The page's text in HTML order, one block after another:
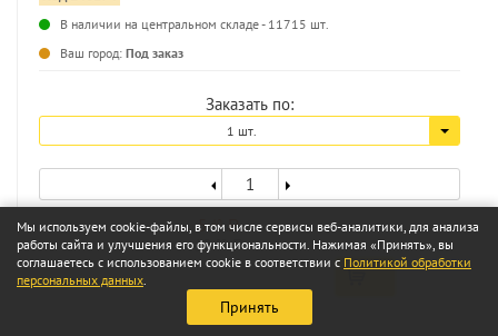
В наличии на центральном складе - 11715 шт.
Ваш город: Под заказ
Заказать по:
1 шт.
540 a
1083 a
Мы используем cookie-файлы, в том числе сервисы веб-аналитики, для анализа
работы сайта и улучшения его функциональности. Нажимая «Принять», вы
соглашаетесь с использованием cookie в соответствии с Политикой обработки
персональных данных.
Принять